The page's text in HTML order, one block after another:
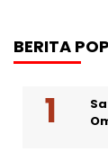
BERITA